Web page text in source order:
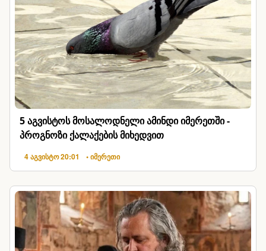
5 აგვისტოს მოსალოდნელი ამინდი იმერეთში -
პროგნოზი ქალაქების მიხედვით
4 აგვისტო 20:01 • იმერეთი